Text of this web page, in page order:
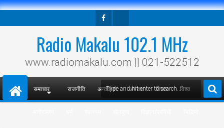
Radio Makalu 102.1 MHz
www.radiomakalu.com || 021-522512
समाचार राजनीति अन्तर्वार्ता अपराध विचार विश्व